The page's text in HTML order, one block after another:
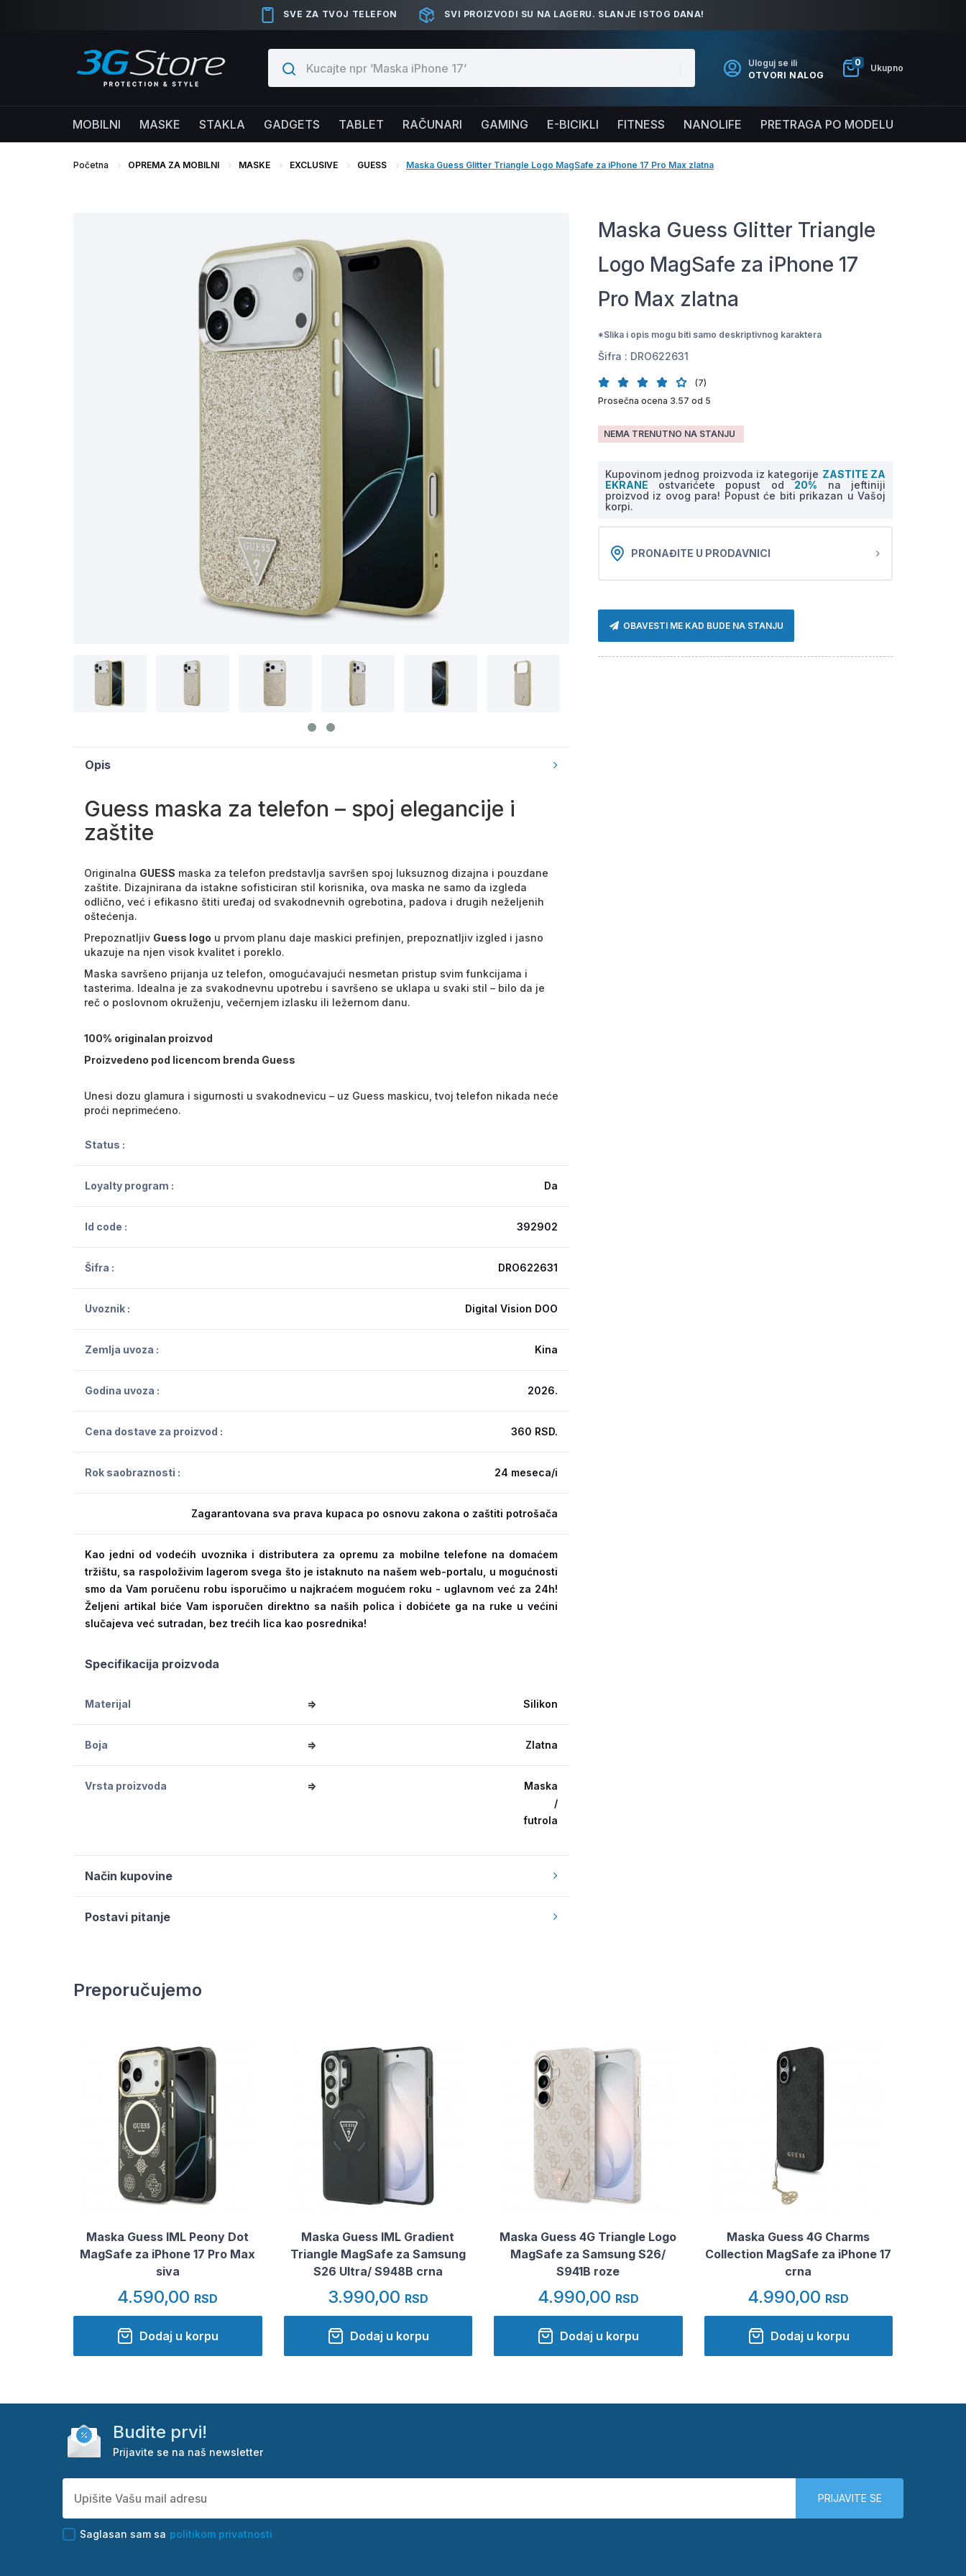
SVE ZA TVOJ TELEFON SVI PROIZVODI SU NA LAGERU. SLANJE ISTOG DANA!
Uloguj se ili
OTVORI NALOG
0
Ukupno
MOBILNI MASKE STAKLA GADGETS TABLET RAČUNARI GAMING E-BICIKLI FITNESS NANOLIFE PRETRAGA PO MODELU
Početna OPREMA ZA MOBILNI MASKE EXCLUSIVE GUESS Maska Guess Glitter Triangle Logo MagSafe za iPhone 17 Pro Max zlatna
Opis
Guess maska za telefon – spoj elegancije i
zaštite
Originalna GUESS maska za telefon predstavlja savršen spoj luksuznog dizajna i pouzdane
zaštite. Dizajnirana da istakne sofisticiran stil korisnika, ova maska ne samo da izgleda
odlično, već i efikasno štiti uređaj od svakodnevnih ogrebotina, padova i drugih neželjenih
oštećenja.
Prepoznatljiv Guess logo u prvom planu daje maskici prefinjen, prepoznatljiv izgled i jasno
ukazuje na njen visok kvalitet i poreklo.
Maska savršeno prijanja uz telefon, omogućavajući nesmetan pristup svim funkcijama i
tasterima. Idealna je za svakodnevnu upotrebu i savršeno se uklapa u svaki stil – bilo da je
reč o poslovnom okruženju, večernjem izlasku ili ležernom danu.
100% originalan proizvod
Proizvedeno pod licencom brenda Guess
Unesi dozu glamura i sigurnosti u svakodnevicu – uz Guess maskicu, tvoj telefon nikada neće
proći neprimećeno.
Status :
Loyalty program : Da
Id code : 392902
Šifra : DRO622631
Uvoznik : Digital Vision DOO
Zemlja uvoza : Kina
Godina uvoza : 2026.
Cena dostave za proizvod : 360 RSD.
Rok saobraznosti : 24 meseca/i
Zagarantovana sva prava kupaca po osnovu zakona o zaštiti potrošača
Kao jedni od vodećih uvoznika i distributera za opremu za mobilne telefone na domaćem
tržištu, sa raspoloživim lagerom svega što je istaknuto na našem web-portalu, u mogućnosti
smo da Vam poručenu robu isporučimo u najkraćem mogućem roku - uglavnom već za 24h!
Željeni artikal biće Vam isporučen direktno sa naših polica i dobićete ga na ruke u većini
slučajeva već sutradan, bez trećih lica kao posrednika!
Specifikacija proizvoda
Materijal => Silikon
Boja => Zlatna
Vrsta proizvoda =>
Maska
/
futrola
Način kupovine
Postavi pitanje
Maska Guess Glitter Triangle
Logo MagSafe za iPhone 17
Pro Max zlatna
*Slika i opis mogu biti samo deskriptivnog karaktera
Šifra : DRO622631
(7)
Prosečna ocena 3.57 od 5
NEMA TRENUTNO NA STANJU
Kupovinom jednog proizvoda iz kategorije ZASTITE ZA
EKRANE ostvarićete popust od 20% na jeftiniji
proizvod iz ovog para! Popust će biti prikazan u Vašoj
korpi.
PRONAĐITE U PRODAVNICI
OBAVESTI ME KAD BUDE NA STANJU
Preporučujemo
Maska Guess IML Peony Dot
MagSafe za iPhone 17 Pro Max
siva
4.590,00 RSD
Dodaj u korpu
Maska Guess IML Gradient
Triangle MagSafe za Samsung
S26 Ultra/ S948B crna
3.990,00 RSD
Dodaj u korpu
Maska Guess 4G Triangle Logo
MagSafe za Samsung S26/
S941B roze
4.990,00 RSD
Dodaj u korpu
Maska Guess 4G Charms
Collection MagSafe za iPhone 17
crna
4.990,00 RSD
Dodaj u korpu
Budite prvi!
Prijavite se na naš newsletter
Saglasan sam sa politikom privatnosti
PRIJAVITE SE